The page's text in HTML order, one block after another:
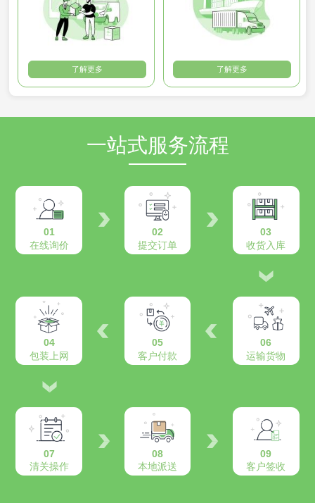
了解更多 了解更多
一站式服务流程
01
在线询价
02
提交订单
03
收货入库
04
包装上网
05
客户付款
06
运输货物
07
清关操作
08
本地派送
09
客户签收